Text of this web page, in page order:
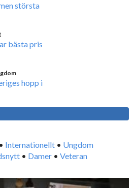
största
bästa pris
hopp i
• Internationellt • Ungdom
• Damer • Veteran